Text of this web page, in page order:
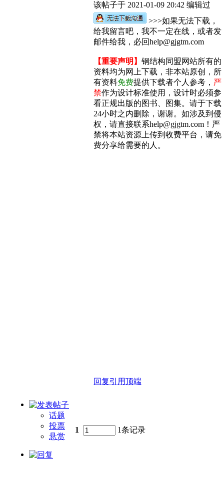
该帖子于 2021-01-09 20:42 编辑过
>>>如果无法下载，
给我留言吧，我不一定在线，或者发
邮件给我，必回help@gjgtm.com
【重要声明】 钢结构同盟网站所有的
资料均为网上下载，非本站原创，所
有资料免费提供下载者个人参考， 严
禁作为设计标准使用，设计时必须参
看正规出版的图书、图集。请于下载
24小时之内删除，谢谢。如涉及到侵
权，请直接联系help@gjgtm.com！严
禁将本站资源上传到收费平台，请免
费分享给需要的人。
回复引用顶端
话题
投票
悬赏
1 1条记录